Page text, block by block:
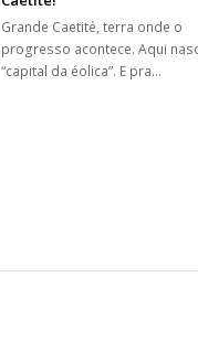
Grande Caetité, terra onde o
progresso acontece. Aqui
“capital da éolica”. E pra…